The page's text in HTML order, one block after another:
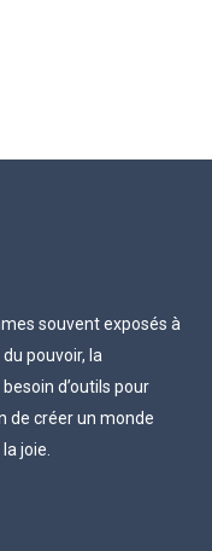
souvent exposés à
pouvoir, la
d’outils pour
de créer un monde
joie.